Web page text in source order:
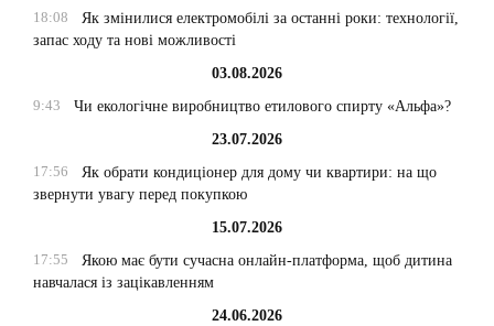
18:08
Як змінилися електромобілі за останні роки: технології,
запас ходу та нові можливості
03.08.2026
9:43
Чи екологічне виробництво етилового спирту «Альфа»?
23.07.2026
17:56
Як обрати кондиціонер для дому чи квартири: на що
звернути увагу перед покупкою
15.07.2026
17:55
Якою має бути сучасна онлайн-платформа, щоб дитина
навчалася із зацікавленням
24.06.2026